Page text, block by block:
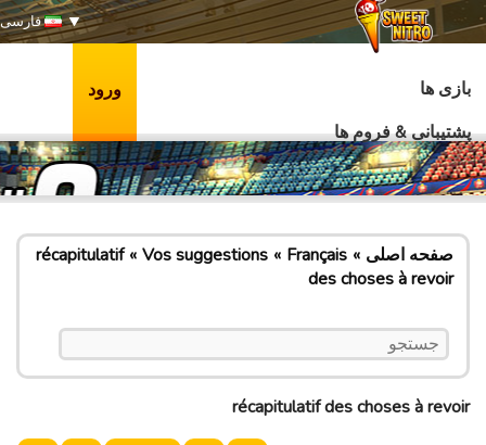
فارسی
بازی ها
پشتیبانی & فروم ها
ورود
صفحه اصلی Français
Vos suggestions
récapitulatif
des choses à revoir
récapitulatif des choses à revoir